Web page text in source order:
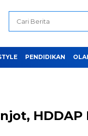
PENDIDIKAN
HDDAP